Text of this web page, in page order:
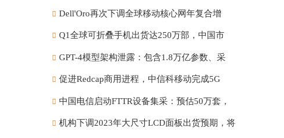
Dell'Oro再次下调全球移动核心网年复合增
Q1全球可折叠手机出货达250万部，中国市
GPT-4模型架构泄露：包含1.8万亿参数、采
促进Redcap商用进程，中信科移动完成5G
中国电信启动FTTR设备集采：预估50万套，
机构下调2023年大尺寸LCD面板出货预期，将